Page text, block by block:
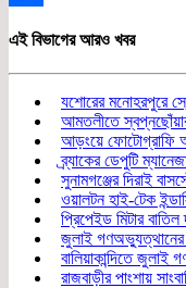
এই বিভাগের আরও খবর
যশোরের মনোহরপুরে
আমতলীতে
আড়ংয়ে ফোটোগ্রাফি
ব্র্যাকের ডেপুটি
সুনামগঞ্জের দিরাই
ওয়ালটন হাই-টেক
প্রিপেইড মিটার
জুলাই গণঅভ্যুত্থানের
বালিয়াকান্দিতে
রাজবাড়ীর পাংশায়